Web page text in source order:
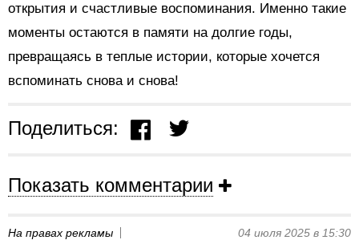
открытия и счастливые воспоминания. Именно такие
моменты остаются в памяти на долгие годы,
превращаясь в теплые истории, которые хочется
вспоминать снова и снова!
Поделиться:
Показать комментарии
На правах рекламы 04 июля 2025 в 15:30